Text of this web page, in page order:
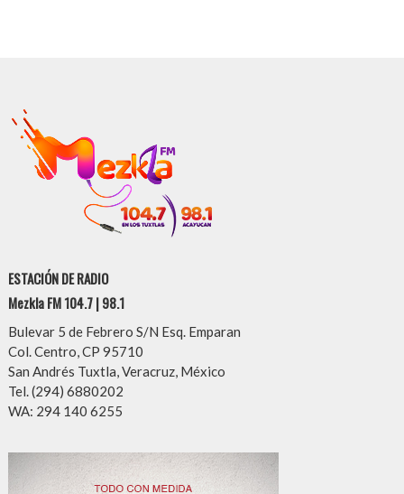
ESTACIÓN DE RADIO
Mezkla FM 104.7 | 98.1
Bulevar 5 de Febrero S/N Esq. Emparan
Col. Centro, CP 95710
San Andrés Tuxtla, Veracruz, México
Tel. (294) 6880202
WA: 294 140 6255